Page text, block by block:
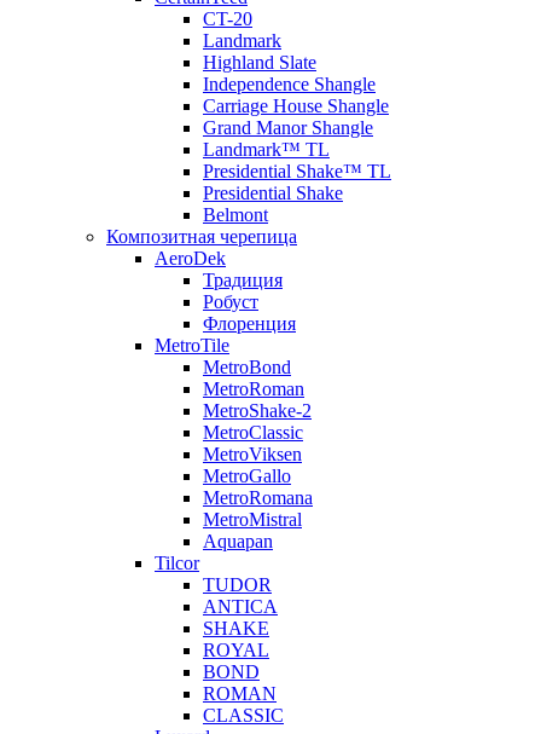
CT-20
Landmark
Highland Slate
Independence Shangle
Carriage House Shangle
Grand Manor Shangle
Landmark™ TL
Presidential Shake™ TL
Presidential Shake
Belmont
Композитная черепица
AeroDek
Традиция
Робуст
Флоренция
MetroTile
MetroBond
MetroRoman
MetroShake-2
MetroClassic
MetroViksen
MetroGallo
MetroRomana
MetroMistral
Aquapan
Tilcor
TUDOR
ANTICA
SHAKE
ROYAL
BOND
ROMAN
CLASSIC